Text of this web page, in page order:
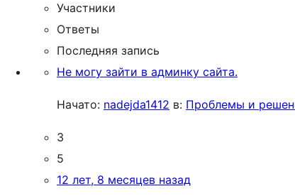
Участники
Ответы
Последняя запись
Не могу зайти в админку сайта.
Начато: nadejda1412 в: Проблемы и
3
5
12 лет, 8 месяцев назад